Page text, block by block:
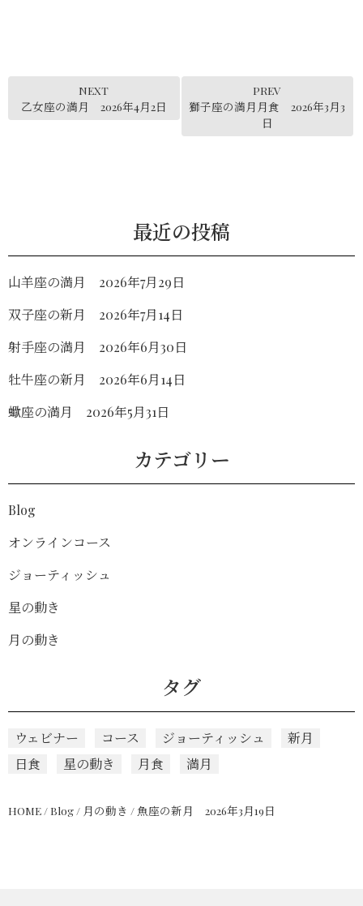
NEXT
乙女座の満月 2026年4月2日
PREV
獅子座の満月月食 2026年3月3
日
最近の投稿
山羊座の満月 2026年7月29日
双子座の新月 2026年7月14日
射手座の満月 2026年6月30日
牡牛座の新月 2026年6月14日
蠍座の満月 2026年5月31日
カテゴリー
Blog
オンラインコース
ジョーティッシュ
星の動き
月の動き
タグ
ウェビナー コース ジョーティッシュ
新月
日食
星の動き 月食 満月
HOME / Blog / 月の動き /魚座の新月 2026年3月19日